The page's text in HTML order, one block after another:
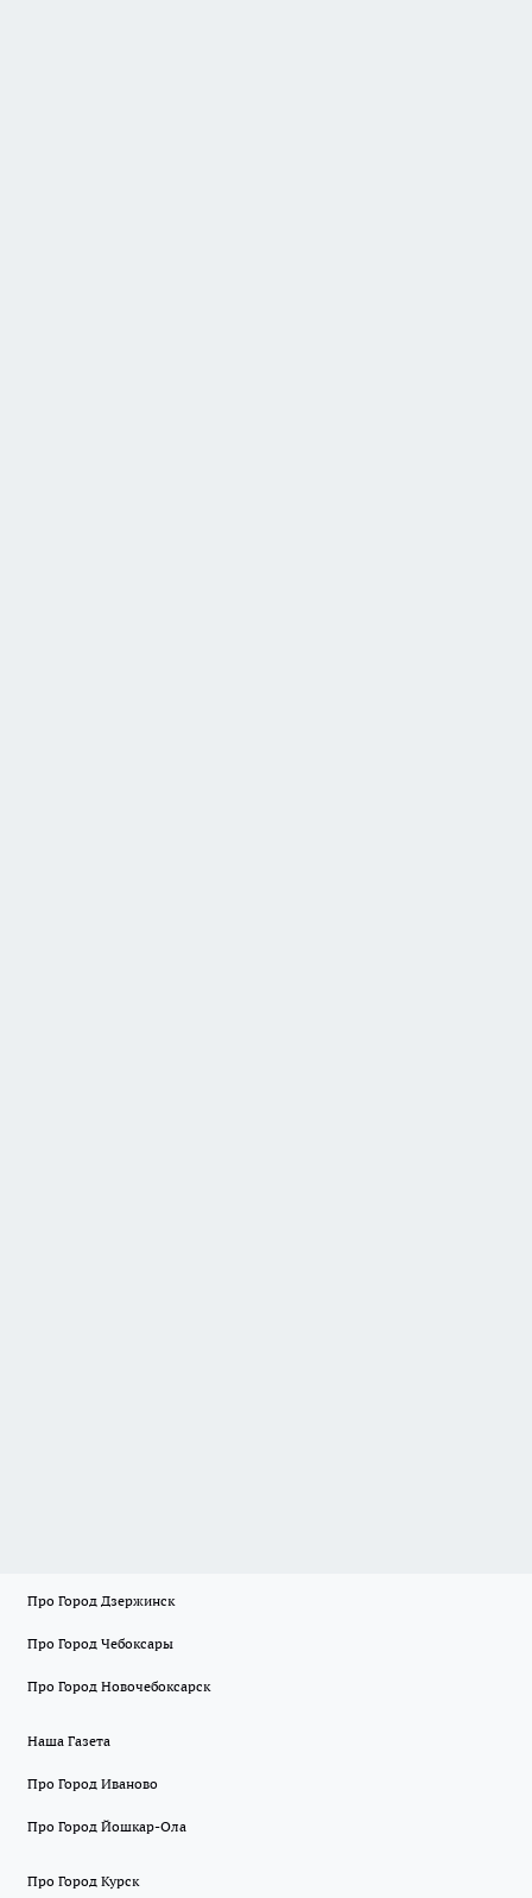
Про Город Дзержинск
Про Город Чебоксары
Про Город Новочебоксарск
Наша Газета
Про Город Иваново
Про Город Йошкар-Ола
Про Город Курск